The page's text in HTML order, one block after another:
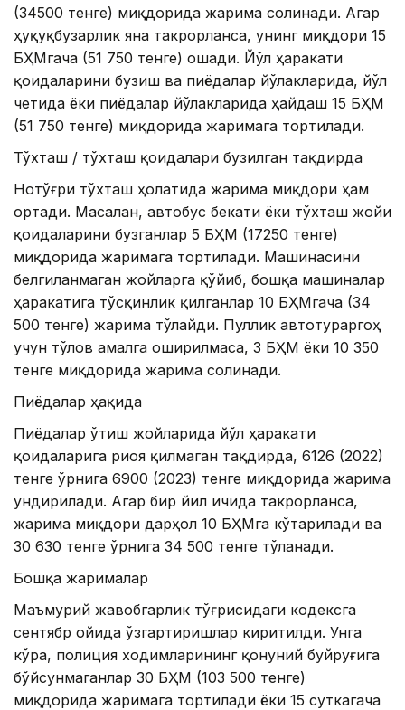
(34500 тенге) миқдорида жарима солинади. Агар
ҳуқуқбузарлик яна такрорланса, унинг миқдори 15
БҲМгача (51 750 тенге) ошади. Йўл ҳаракати
қоидаларини бузиш ва пиёдалар йўлакларида, йўл
четида ёки пиёдалар йўлакларида ҳайдаш 15 БҲМ
(51 750 тенге) миқдорида жаримага тортилади.
Тўхташ / тўхташ қоидалари бузилган тақдирда
Нотўғри тўхташ ҳолатида жарима миқдори ҳам
ортади. Масалан, автобус бекати ёки тўхташ жойи
қоидаларини бузганлар 5 БҲМ (17250 тенге)
миқдорида жаримага тортилади. Машинасини
белгиланмаган жойларга қўйиб, бошқа машиналар
ҳаракатига тўсқинлик қилганлар 10 БҲМгача (34
500 тенге) жарима тўлайди. Пуллик автотураргоҳ
учун тўлов амалга оширилмаса, 3 БҲМ ёки 10 350
тенге миқдорида жарима солинади.
Пиёдалар ҳақида
Пиёдалар ўтиш жойларида йўл ҳаракати
қоидаларига риоя қилмаган тақдирда, 6126 (2022)
тенге ўрнига 6900 (2023) тенге миқдорида жарима
ундирилади. Агар бир йил ичида такрорланса,
жарима миқдори дарҳол 10 БҲМга кўтарилади ва
30 630 тенге ўрнига 34 500 тенге тўланади.
Бошқа жарималар
Маъмурий жавобгарлик тўғрисидаги кодексга
сентябр ойида ўзгартиришлар киритилди. Унга
кўра, полиция ходимларининг қонуний буйруғига
бўйсунмаганлар 30 БҲМ (103 500 тенге)
миқдорида жаримага тортилади ёки 15 суткагача